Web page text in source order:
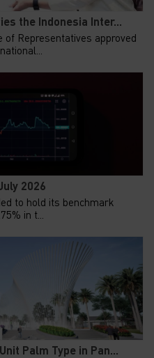
the Indonesia Inter...
of Representatives approved
2026
to hold its benchmark
in t...
Palm Type in Pan...